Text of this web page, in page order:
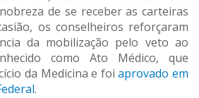
de se receber as carteiras
os conselheiros reforçaram
da mobilização pelo veto ao
como Ato Médico, que
da Medicina e foiaprovado em
.